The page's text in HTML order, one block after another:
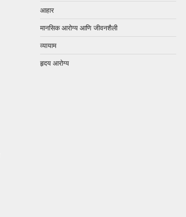
आहार
मानसिक आरोग्य आणि जीवनशैली
व्यायाम
हृदय आरोग्य